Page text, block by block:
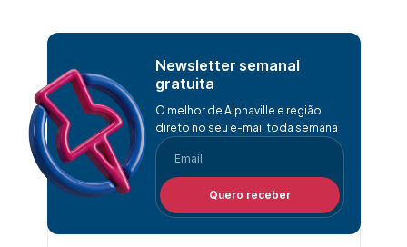
Newsletter semanal
gratuita
O melhor de Alphaville e região
direto no seu e-mail toda semana
Quero receber